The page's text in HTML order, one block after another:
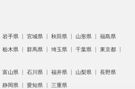
岩手県 宮城県 秋田県 山形県 福島県
栃木県 群馬県 埼玉県 千葉県
東京都
富山県 石川県 福井県 山梨県 長野県
静岡県 愛知県 三重県